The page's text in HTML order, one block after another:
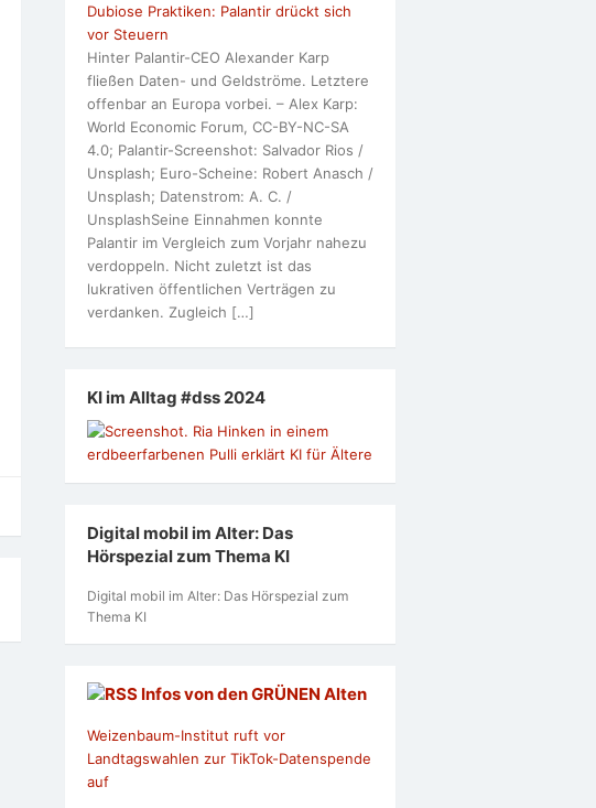
Dubiose Praktiken: Palantir drückt sich
vor Steuern
Hinter Palantir-CEO Alexander Karp
fließen Daten- und Geldströme. Letztere
offenbar an Europa vorbei. – Alex Karp:
World Economic Forum, CC-BY-NC-SA
4.0; Palantir-Screenshot: Salvador Rios /
Unsplash; Euro-Scheine: Robert Anasch /
Unsplash; Datenstrom: A. C. /
UnsplashSeine Einnahmen konnte
Palantir im Vergleich zum Vorjahr nahezu
verdoppeln. Nicht zuletzt ist das
lukrativen öffentlichen Verträgen zu
verdanken. Zugleich […]
KI im Alltag #dss 2024
Digital mobil im Alter: Das
Hörspezial zum Thema KI
Digital mobil im Alter: Das Hörspezial zum
Thema KI
Infos von den GRÜNEN Alten
Weizenbaum-Institut ruft vor
Landtagswahlen zur TikTok-Datenspende
auf